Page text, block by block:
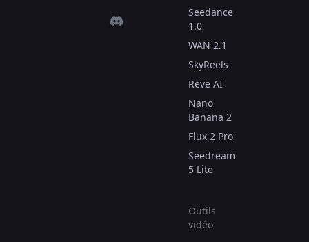
Seedance
1.0
WAN 2.1
SkyReels
Reve AI
Nano
Banana 2
Flux 2 Pro
Seedream
5 Lite
Outils
vidéo